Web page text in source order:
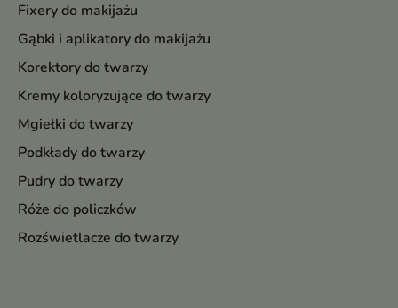
Fixery do makijażu
Gąbki i aplikatory do makijażu
Korektory do twarzy
Kremy koloryzujące do twarzy
Mgiełki do twarzy
Podkłady do twarzy
Pudry do twarzy
Róże do policzków
Rozświetlacze do twarzy